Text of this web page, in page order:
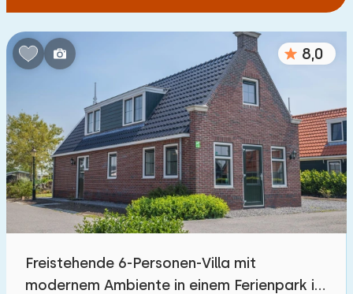
8,0
Freistehende 6-Personen-Villa mit
modernem Ambiente in einem Ferienpark in